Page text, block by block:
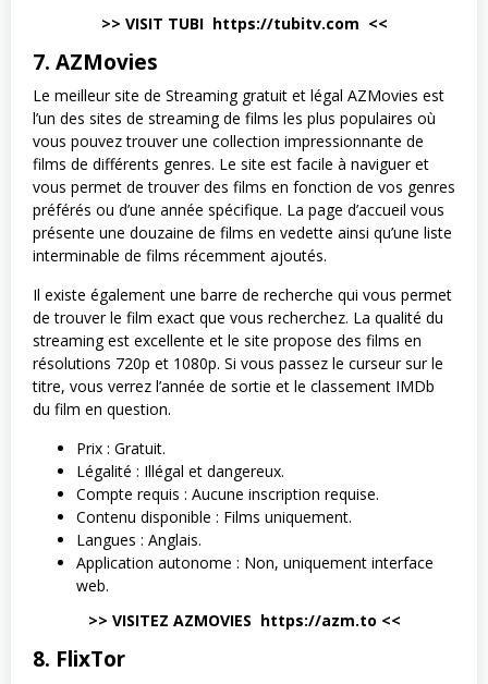
>> VISIT TUBI https://tubitv.com <<
7. AZMovies
Le meilleur site de Streaming gratuit et légal AZMovies est
l’un des sites de streaming de films les plus populaires où
vous pouvez trouver une collection impressionnante de
films de différents genres. Le site est facile à naviguer et
vous permet de trouver des films en fonction de vos genres
préférés ou d’une année spécifique. La page d’accueil vous
présente une douzaine de films en vedette ainsi qu’une liste
interminable de films récemment ajoutés.
Il existe également une barre de recherche qui vous permet
de trouver le film exact que vous recherchez. La qualité du
streaming est excellente et le site propose des films en
résolutions 720p et 1080p. Si vous passez le curseur sur le
titre, vous verrez l’année de sortie et le classement IMDb
du film en question.
Prix : Gratuit.
Légalité : Illégal et dangereux.
Compte requis : Aucune inscription requise.
Contenu disponible : Films uniquement.
Langues : Anglais.
Application autonome : Non, uniquement interface
web.
>> VISITEZ AZMOVIES https://azm.to <<
8. FlixTor